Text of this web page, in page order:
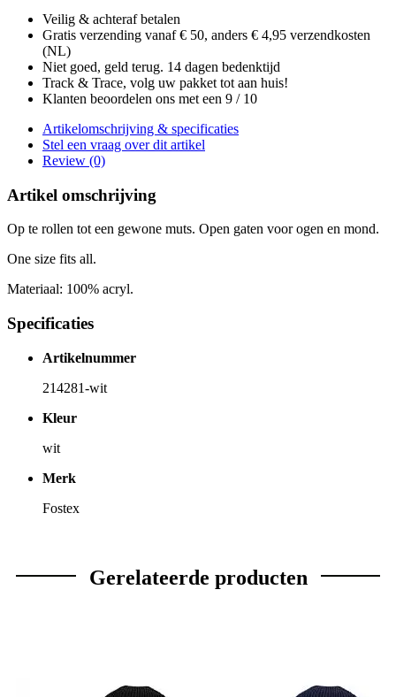
Veilig & achteraf betalen
Gratis verzending vanaf € 50, anders € 4,95 verzendkosten
(NL)
Niet goed, geld terug. 14 dagen bedenktijd
Track & Trace, volg uw pakket tot aan huis!
Klanten beoordelen ons met een 9 / 10
Artikelomschrijving & specificaties
Stel een vraag over dit artikel
Review (0)
Artikel omschrijving
Op te rollen tot een gewone muts. Open gaten voor ogen en mond.
One size fits all.
Materiaal: 100% acryl.
Specificaties
Artikelnummer
214281-wit
Kleur
wit
Merk
Fostex
Gerelateerde producten